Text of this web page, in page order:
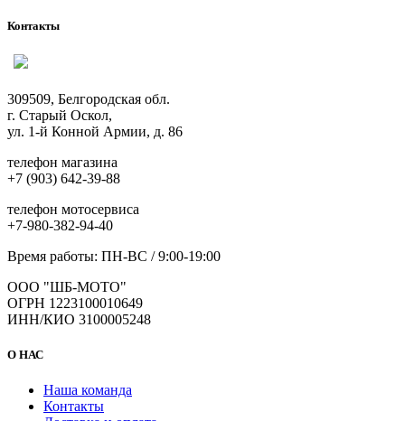
Контакты
309509, Белгородская обл.
г. Старый Оскол,
ул. 1-й Конной Армии, д. 86
телефон магазина
+7 (903) 642-39-88
телефон мотосервиса
+7-980-382-94-40
Время работы: ПН-ВС / 9:00-19:00
ООО "ШБ-МОТО"
ОГРН 1223100010649
ИНН/КИО 3100005248
О НАС
Наша команда
Контакты